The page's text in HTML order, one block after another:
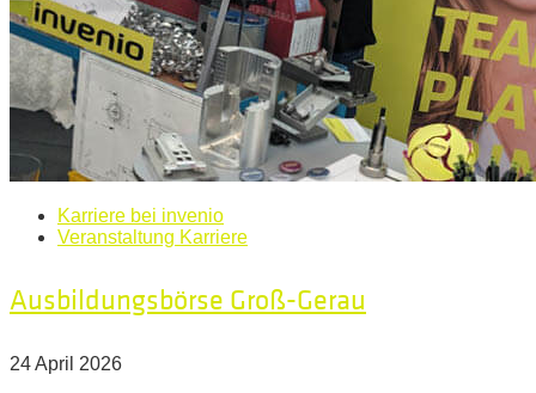
Karriere bei invenio
Veranstaltung Karriere
Ausbildungsbörse Groß-Gerau
24 April 2026